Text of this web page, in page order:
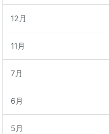
12月
11月
7月
6月
5月